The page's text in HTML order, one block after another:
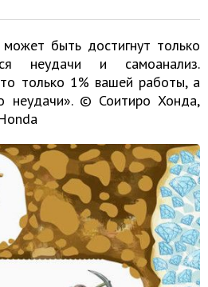
быть достигнут только
неудачи и самоанализ.
только 1% вашей работы, а
неудачи». © Соитиро Хонда,